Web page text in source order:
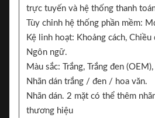
trực tuyến và hệ thống thanh
Tùy chỉnh hệ thống phần mềm:
Kệ linh hoạt: Khoảng cách, Chiều
Ngôn ngữ.
Màu sắc: Trắng, Trắng đen
Nhãn dán trắng / đen / hoa văn.
Nhãn dán. 2 mặt có thể thêm
thương hiệu